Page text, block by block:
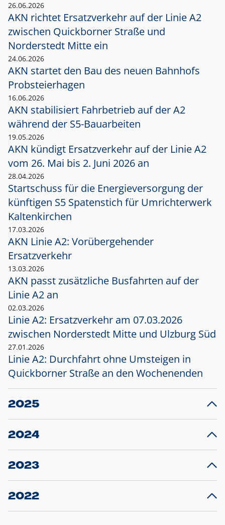
26.06.2026
AKN richtet Ersatzverkehr auf der Linie A2
zwischen Quickborner Straße und
Norderstedt Mitte ein
24.06.2026
AKN startet den Bau des neuen Bahnhofs
Probsteierhagen
16.06.2026
AKN stabilisiert Fahrbetrieb auf der A2
während der S5-Bauarbeiten
19.05.2026
AKN kündigt Ersatzverkehr auf der Linie A2
vom 26. Mai bis 2. Juni 2026 an
28.04.2026
Startschuss für die Energieversorgung der
künftigen S5 Spatenstich für Umrichterwerk
Kaltenkirchen
17.03.2026
AKN Linie A2: Vorübergehender
Ersatzverkehr
13.03.2026
AKN passt zusätzliche Busfahrten auf der
Linie A2 an
02.03.2026
Linie A2: Ersatzverkehr am 07.03.2026
zwischen Norderstedt Mitte und Ulzburg Süd
27.01.2026
Linie A2: Durchfahrt ohne Umsteigen in
Quickborner Straße an den Wochenenden
2025
23.12.2025
Projekt S5: Start der Bauarbeiten am
2024
10.12.2024
Großprojekt S5: Sperrung der Bahnstraße in
2023
20.12.2023
Schleswig-Holstein verlängert den
2022
22.12.2022